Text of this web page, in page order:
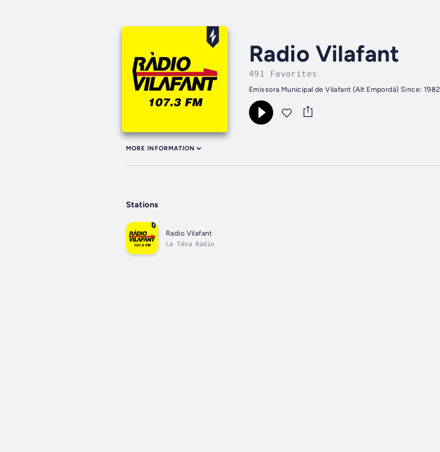
Radio Vilafant
491 Favorites
Emissora Municipal de Vilafant (Alt Empordà) Since: 1982
MORE INFORMATION
Stations
Radio Vilafant
La Téva Ràdio